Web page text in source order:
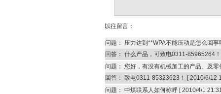
以往留言：
问题：
压力达到**WPA不能压动是怎么回事
回答： 什么产品，可致电0311-85965264！
问题： 您好，有没有机械加工的产品、及
回答： 致电0311-85323623！ [2010/6/12
问题： 中煤联系人如何称呼[2010/4/1